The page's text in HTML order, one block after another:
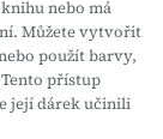
nebo má
Můžete vytvořit
použít barvy,
přístup
její dárek učinili